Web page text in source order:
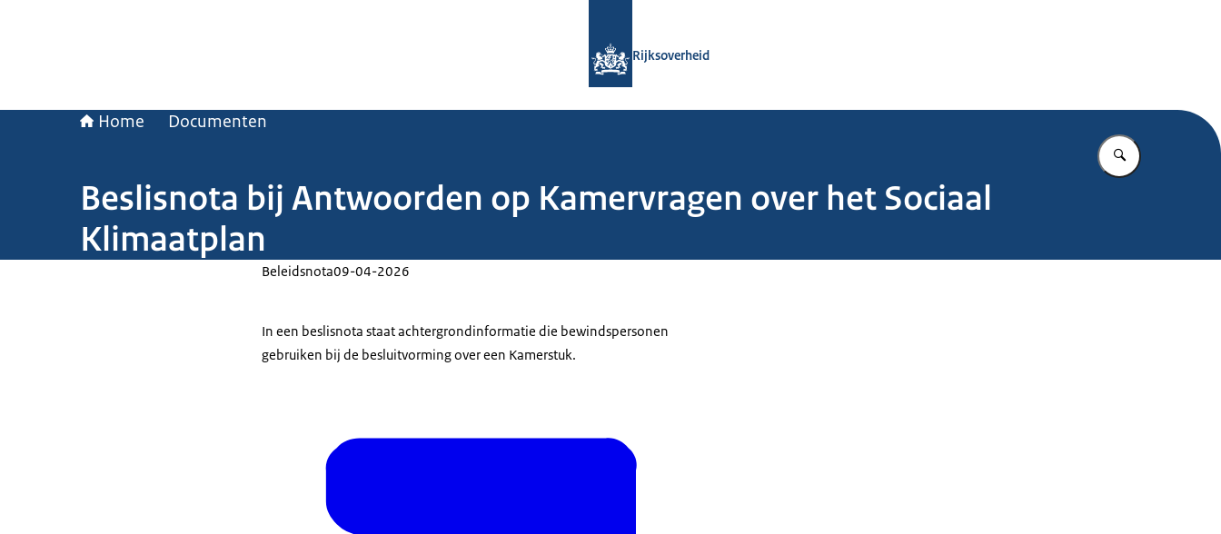
Rijksoverheid
Home Documenten
Vul in wat u
Beslisnota bij Antwoorden op Kamervragen over het Sociaal
Klimaatplan
Beleidsnota09-04-2026
In een beslisnota staat achtergrondinformatie die bewindspersonen
gebruiken bij de besluitvorming over een Kamerstuk.